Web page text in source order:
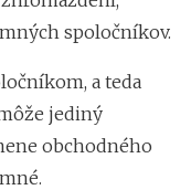
spoločníkov.
a teda
jediný
obchodného